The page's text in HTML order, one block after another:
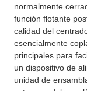
normalmente
función flotante
calidad del
esencialmente
principales para
un dispositivo de
unidad de